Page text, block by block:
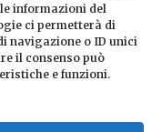
informazioni del
ci permetterà di
navigazione o ID unici
il consenso può
e funzioni.